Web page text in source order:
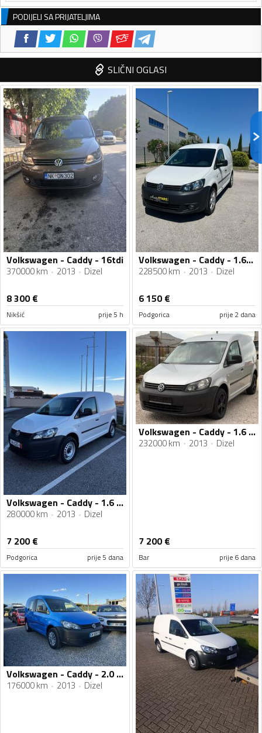
PODIJELI SA PRIJATELJIMA
SLIČNI OGLASI
Volkswagen - Caddy - 16tdi
370000 km 2013 Dizel
8 300€
Nikšić prije 5 h
Volkswagen - Caddy - 1.6TDI
228500 km 2013 Dizel
6 150€
Podgorica prije 2 dana
Volkswagen - Caddy - 1.6 TDI
280000 km 2013 Dizel
7 200€
Podgorica prije 5 dana
Volkswagen - Caddy - 1.6 TDI
232000 km 2013 Dizel
7 200€
Bar prije 6 dana
Volkswagen - Caddy - 2.0 TDI- 4x4
176000 km 2013 Dizel